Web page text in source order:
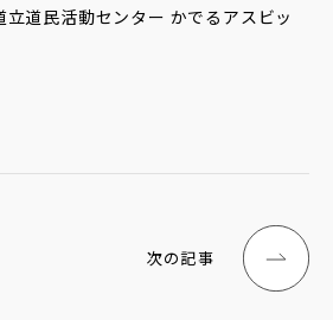
道民活動センター かでるアスビッ